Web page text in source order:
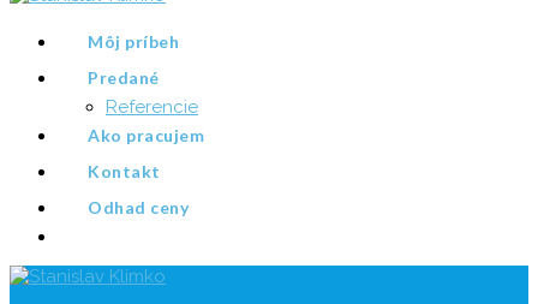
Môj príbeh
Predané
Referencie
Ako pracujem
Kontakt
Odhad ceny